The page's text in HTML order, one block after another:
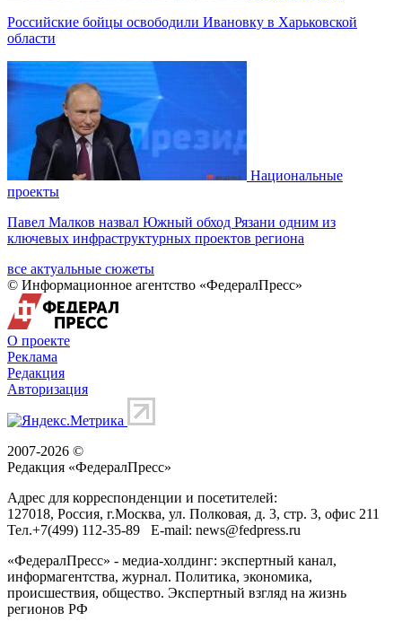
Российские бойцы освободили Ивановку в Харьковской
области
Национальные
проекты
Павел Малков назвал Южный обход Рязани одним из
ключевых инфраструктурных проектов региона
все актуальные сюжеты
© Информационное агентство «ФедералПресс»
О проекте
Реклама
Редакция
Авторизация
2007-2026 ©
Редакция «ФедералПресс»
Адрес для корреспонденции и посетителей:
127018, Россия, г.Москва, ул. Полковая, д. 3, стр. 3, офис 211
Тел.+7(499) 112-35-89 E-mail: news@fedpress.ru
«ФедералПресс» - медиа-холдинг: экспертный канал,
информагентства, журнал. Политика, экономика,
происшествия, общество. Экспертный взгляд на жизнь
регионов РФ